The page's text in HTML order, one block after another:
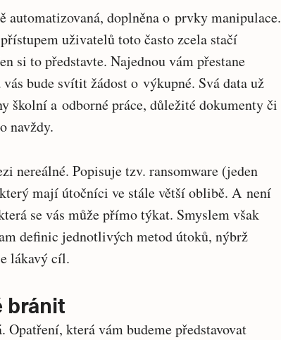
automatizovaná, doplněna o prvky manipulace.
uživatelů toto často zcela stačí
si to představte. Najednou vám přestane
bude svítit žádost o výkupné. Svá data už
školní a odborné práce, důležité dokumenty či
navždy.
nereálné. Popisuje tzv. ransomware (jeden
mají útočníci ve stále větší oblibě. A není
se vás může přímo týkat. Smyslem však
definic jednotlivých metod útoků, nýbrž
lákavý cíl.
bránit
která vám budeme představovat